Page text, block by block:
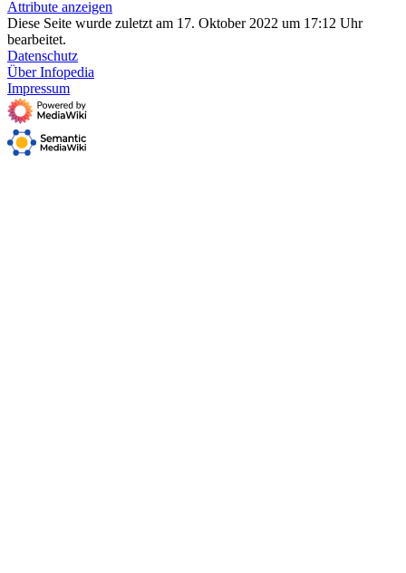
Attribute anzeigen
Diese Seite wurde zuletzt am 17. Oktober 2022 um 17:12 Uhr
bearbeitet.
Datenschutz
Über Infopedia
Impressum